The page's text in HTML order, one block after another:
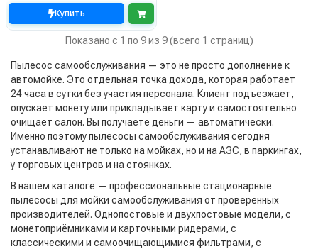
Купить
Показано с 1 по 9 из 9 (всего 1 страниц)
Пылесос самообслуживания — это не просто дополнение к
автомойке. Это отдельная точка дохода, которая работает
24 часа в сутки без участия персонала. Клиент подъезжает,
опускает монету или прикладывает карту и самостоятельно
очищает салон. Вы получаете деньги — автоматически.
Именно поэтому пылесосы самообслуживания сегодня
устанавливают не только на мойках, но и на АЗС, в паркингах,
у торговых центров и на стоянках.
В нашем каталоге — профессиональные стационарные
пылесосы для мойки самообслуживания от проверенных
производителей. Однопостовые и двухпостовые модели, с
монетоприёмниками и карточными ридерами, с
классическими и самоочищающимися фильтрами, с